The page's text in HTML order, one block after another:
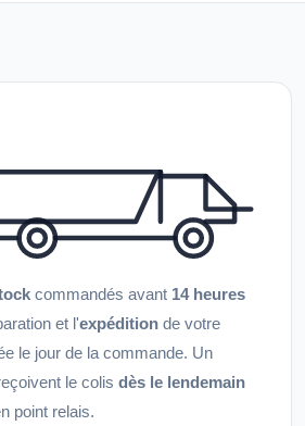
commandés avant 14 heures
et l'expédition de votre
le jour de la commande. Un
le colis dès le lendemain
point relais.